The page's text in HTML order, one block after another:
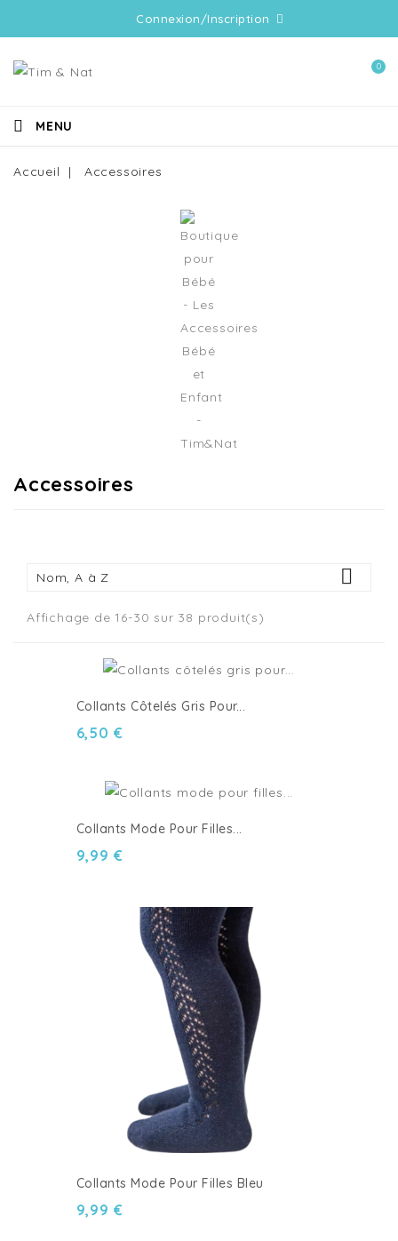
Connexion/Inscription
0
MENU
Accueil Accessoires
Accessoires
Nom, A à Z 
Affichage de 16-30 sur 38 produit(s)
Collants Côtelés Gris Pour...
6,50 €
Collants Mode Pour Filles...
9,99 €
Collants Mode Pour Filles Bleu
9,99 €